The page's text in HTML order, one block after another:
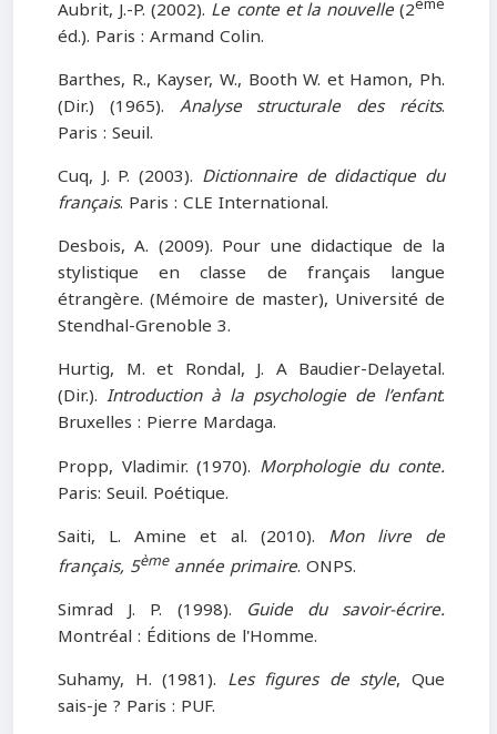
Aubrit, J.-P. (2002). Le conte et la nouvelle(2
éd.). Paris : Armand Colin.
Barthes, R., Kayser, W., Booth W. et Hamon, Ph.
(Dir.) (1965). Analyse structurale des récits.
Paris : Seuil.
Cuq, J. P. (2003). Dictionnaire de didactique du
français. Paris : CLE International.
Desbois, A. (2009). Pour une didactique de la
stylistique en classe de français langue
étrangère. (Mémoire de master), Université de
Stendhal-Grenoble 3.
Hurtig, M. et Rondal, J. A Baudier-Delayetal.
(Dir.). Introduction à la psychologie de l’enfant.
Bruxelles : Pierre Mardaga.
Propp, Vladimir. (1970). Morphologie du conte.
Paris: Seuil. Poétique.
Saiti, L. Amine et al. (2010). Mon livre de
français, 5èmeannée primaire. ONPS.
Simrad J. P. (1998). Guide du savoir-écrire.
Montréal : Éditions de l'Homme.
Suhamy, H. (1981). Les figures de style, Que
sais-je ? Paris : PUF.